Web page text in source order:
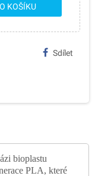
KOŠÍKU
Sdílet
bioplastu
PLA, které